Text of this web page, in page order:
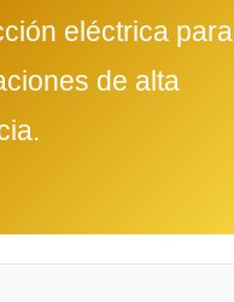
eléctrica para
de alta